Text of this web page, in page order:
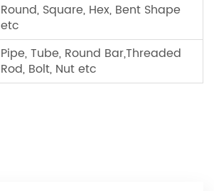
Round, Square, Hex, Bent Shape
etc
Pipe, Tube, Round Bar,Threaded
Rod, Bolt, Nut etc